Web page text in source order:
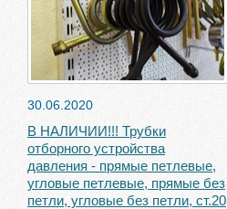
30.06.2020
В НАЛИЧИИ!!! Трубки
отборного устройства
давления - прямые петлевые,
угловые петлевые, прямые без
петли, угловые без петли, ст.20